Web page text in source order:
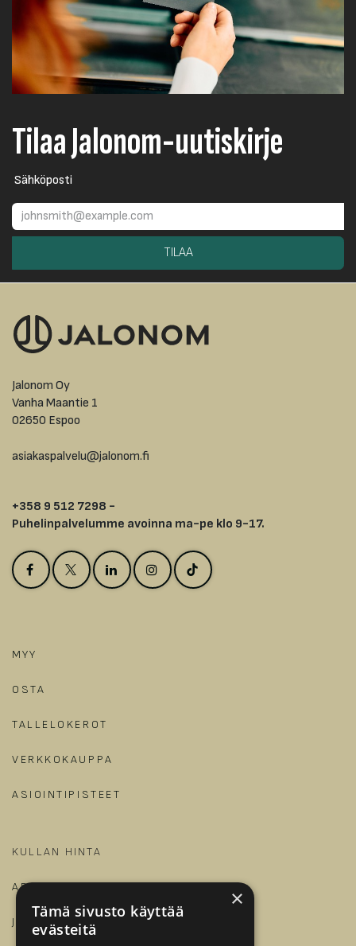
Tilaa Jalonom-uutiskirje
Sähköposti
TILAA
Jalonom Oy
Vanha Maantie 1
02650 Espoo
asiakaspalvelu@jalonom.fi
+358 9 512 7298 -
Puhelinpalvelumme avoinna ma-pe klo 9-17.
MYY
OSTA
TALLELOKEROT
VERKKOKAUPPA
ASIOINTIPISTEET
KULLAN HINTA
ARTIKKELIT JA OPPAAT
JALONOM
×
Tämä sivusto käyttää
evästeitä